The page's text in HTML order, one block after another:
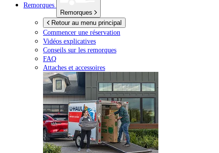
Remorques
Remorques
Retour au menu principal
Commencer une réservation
Vidéos explicatives
Conseils sur les remorques
FAQ
Attaches et accessoires